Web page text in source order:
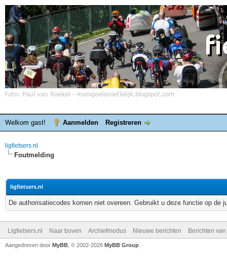
Welkom gast! Aanmelden Registreren
ligfietsers.nl
Foutmelding
ligfietsers.nl
De authorisatiecodes komen niet overeen. Gebruikt u deze functie op de
Ligfietsers.nl Naar boven Archiefmodus Nieuwe berichten Berichten
Aangedreven door MyBB , © 2002-2026 MyBB Group